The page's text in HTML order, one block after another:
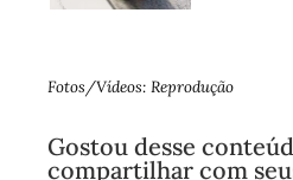
Fotos/Vídeos: Reprodução
Gostou desse
compartilhar com